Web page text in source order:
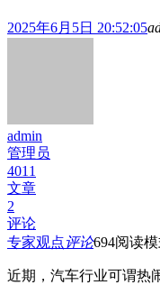
2025年6月5日 20:52:05
admin
管理员
4011
文章
2
评论
专家观点评论694阅读
近期，汽车行业可谓热